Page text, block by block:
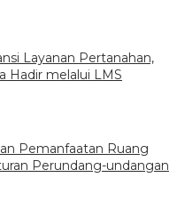
Layanan Pertanahan,
Hadir melalui LMS
Pemanfaatan Ruang
Perundang-undangan